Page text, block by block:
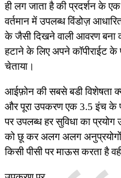
ही लग जाता है की प्रदर्शन के
वर्तमान में उपलब्ध विंडोज़
के जैसी दिखने वाली आवरण बना
हटाने के लिए अपने कॉपीराईट
चेताया।
आईफ़ोन की सबसे बडी विशेषता
और पूरा उपकरण एक 3.5 इंच के
पर उपलब्ध हर सुविधा का
को छू कर अलग अलग अनुप्रयोगों
किसी पीसी पर माऊस करता है